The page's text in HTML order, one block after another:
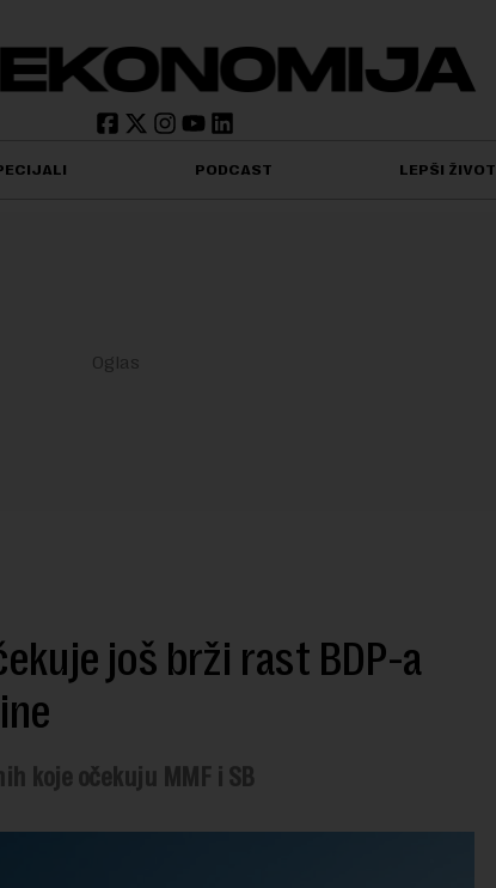
PODCAST LEPŠI ŽIVOT
još brži rast BDP-a
koje očekuju MMF i SB